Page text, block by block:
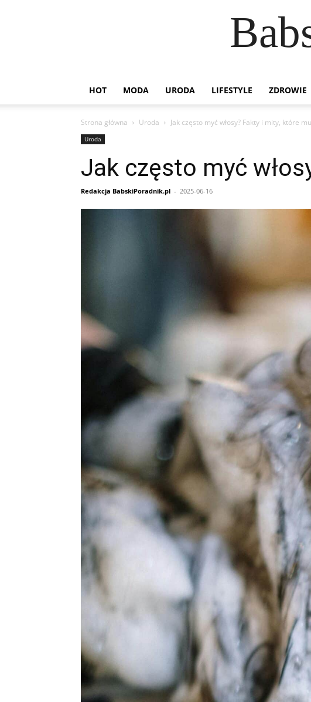
HOT MODA URODA LIFESTYLE ZDROWIE
Strona główna Uroda Jak często myć włosy? Fakty i mity, które
Uroda
Jak często myć
Redakcja BabskiPoradnik.pl - 2025-06-16